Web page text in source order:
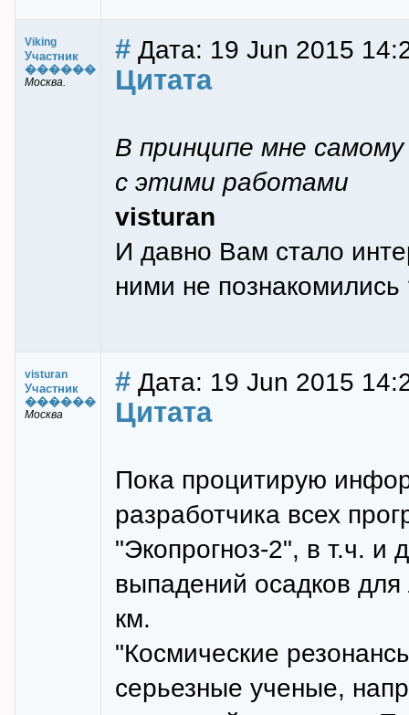
Viking
Участник
������
Москва.
# Дата: 19 Jun 2015
Цитата
В принципе мне
с этими работами
visturan
И давно Вам стало
ними не познакомились
visturan
Участник
������
Москва
# Дата: 19 Jun 2015
Цитата
Пока процитирую
разработчика всех
"Экопрогноз-2", в т.ч. и
выпадений осадков
км.
"Космические
серьезные ученые,